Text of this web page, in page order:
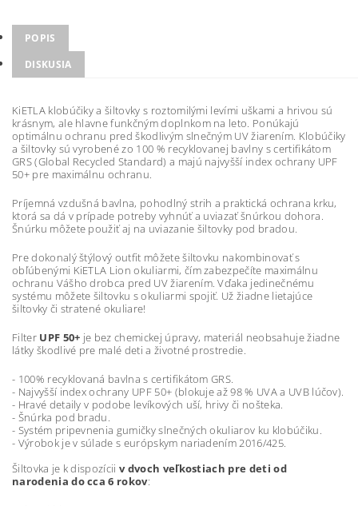
POPIS
DISKUSIA
KiETLA klobúčiky a šiltovky s roztomilými levími uškami a hrivou sú
krásnym, ale hlavne funkčným doplnkom na leto. Ponúkajú
optimálnu ochranu pred škodlivým slnečným UV žiarením. Klobúčiky
a šiltovky sú vyrobené zo 100 % recyklovanej bavlny s certifikátom
GRS (Global Recycled Standard) a majú najvyšší index ochrany UPF
50+ pre maximálnu ochranu.
Príjemná vzdušná bavlna, pohodlný strih a praktická ochrana krku,
ktorá sa dá v prípade potreby vyhnúť a uviazať šnúrkou dohora.
Šnúrku môžete použiť aj na uviazanie šiltovky pod bradou.
Pre dokonalý štýlový outfit môžete šiltovku nakombinovať s
obľúbenými KiETLA Lion okuliarmi, čím zabezpečíte maximálnu
ochranu Vášho drobca pred UV žiarením. Vďaka jedinečnému
systému môžete šiltovku s okuliarmi spojiť. Už žiadne lietajúce
šiltovky či stratené okuliare!
Filter UPF 50+ je bez chemickej úpravy, materiál neobsahuje žiadne
látky škodlivé pre malé deti a životné prostredie.
- 100% recyklovaná bavlna s certifikátom GRS.
- Najvyšší index ochrany UPF 50+ (blokuje až 98 % UVA a UVB lúčov).
- Hravé detaily v podobe levíkových uší, hrivy či nošteka.
- Šnúrka pod bradu.
- Systém pripevnenia gumičky slnečných okuliarov ku klobúčiku.
- Výrobok je v súlade s európskym nariadením 2016/425.
Šiltovka je k dispozícii v dvoch veľkostiach pre deti od
narodenia do cca 6 rokov: